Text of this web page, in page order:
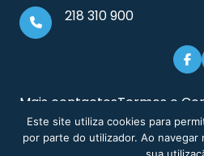
218 310 900
Mais contactosTermos e
Documentos e Informação
Este site utiliza cookies para
por parte do utilizador. Ao